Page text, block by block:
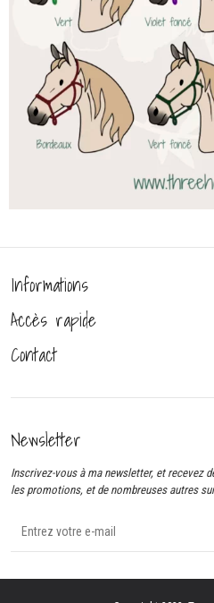
Informations
Accès rapide
Contact
Newsletter
Inscrivez-vous à ma newsletter, et recevez
les promotions, et de nombreuses autres